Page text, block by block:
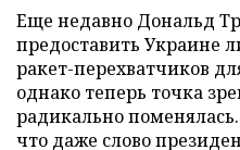
Еще недавно Дональд
предоставить Украине
ракет-перехватчиков
однако теперь точка
радикально
что даже слово